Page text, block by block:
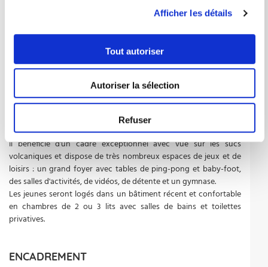
Afficher les détails
Tout autoriser
Autoriser la sélection
Refuser
• Partage des valeurs du sport : solidarité, camaraderie, respect
Le complexe de Choumouroux (Lycée George Sand) est
idéalement situé à proximité du centre-ville d'Yssingeaux, à 500
m des équipements sportifs et à 10 minutes à pied des terrains
municipaux et du centre aquatique.
Il bénéficie d'un cadre exceptionnel avec vue sur les sucs
volcaniques et dispose de très nombreux espaces de jeux et de
loisirs : un grand foyer avec tables de ping-pong et baby-foot,
des salles d'activités, de vidéos, de détente et un gymnase.
Les jeunes seront logés dans un bâtiment récent et confortable
en chambres de 2 ou 3 lits avec salles de bains et toilettes
privatives.
ENCADREMENT